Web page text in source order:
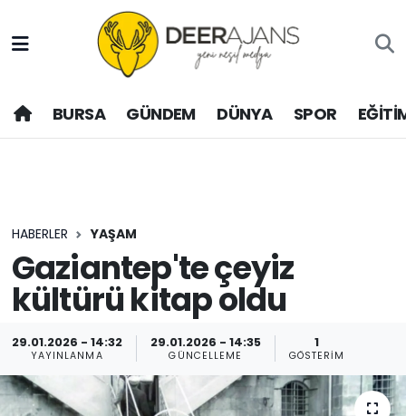
BURSA GÜNDEM DÜNYA SPOR
HABERLER YAŞAM
Gaziantep'te çeyiz
kültürü kitap oldu
29.01.2026 - 14:32
YAYINLANMA
29.01.2026 - 14:35
GÜNCELLEME
1
GÖSTERIM
Hava Durumu
Trafik Durumu
Son Dakika Haberleri
Haber Arşivi